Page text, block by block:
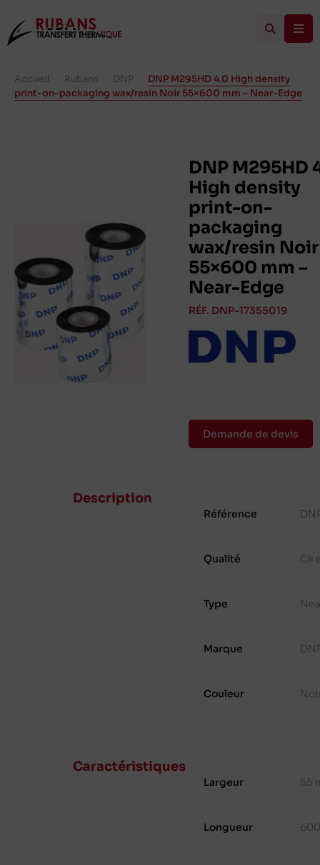
Accueil Rubans DNP
DNP M295HD 4.0 High density
print-on-packaging wax/resin Noir 55×600 mm – Near-Edge
DNP M295HD
High density
print-on-
packaging
wax/resin Noir
55×600 mm –
Near-Edge
RÉF. DNP-17355019
Demande de devis
Description
Référence
Qualité
Type
Marque
Couleur
Caractéristiques
Largeur 55
Longueur